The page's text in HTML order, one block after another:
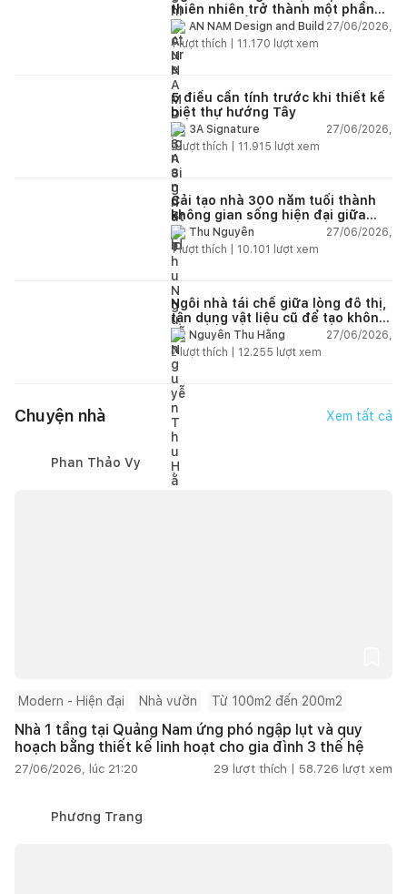
thiên nhiên trở thành một phần
của cuộc sống
AN NAM Design and Build 27/06/2026,
1lượt thích | 11.170 lượt xem
5 điều cần tính trước khi thiết kế
biệt thự hướng Tây
3A Signature
27/06/2026,
2lượt thích | 11.915 lượt xem
Cải tạo nhà 300 năm tuổi thành
không gian sống hiện đại giữa
thiên nhiên
Thu Nguyễn
27/06/2026,
1lượt thích | 10.101 lượt xem
Ngôi nhà tái chế giữa lòng đô thị,
tận dụng vật liệu cũ để tạo không
gian sống linh hoạt
Nguyễn Thu Hằng
27/06/2026,
2lượt thích | 12.255 lượt xem
Chuyện nhà Xem tất cả
Phan Thảo Vy
Modern - Hiện đại Nhà vườn Từ 100m2 đến 200m2
Nhà 1 tầng tại Quảng Nam ứng phó ngập lụt và quy
hoạch bằng thiết kế linh hoạt cho gia đình 3 thế hệ
27/06/2026, lúc 21:20 29 lượt thích | 58.726 lượt xem
Phương Trang